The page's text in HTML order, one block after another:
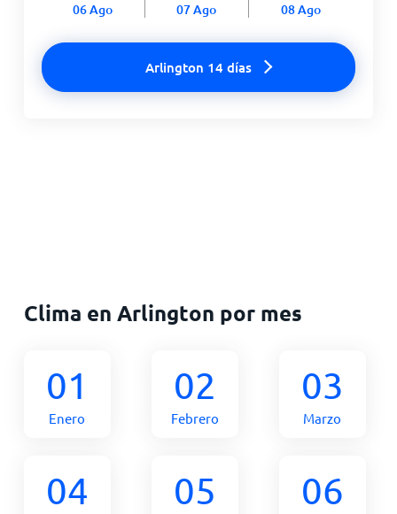
06 Ago 07 Ago 08 Ago
Arlington 14 días
Clima en Arlington por mes
01
Enero
02
Febrero
03
Marzo
04 05 06